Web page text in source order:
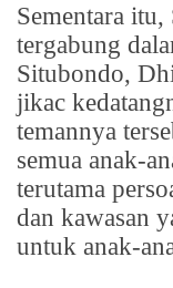
Sementara itu,
tergabung
Situbondo,
jikac
temannya
semua anak-
terutama
dan kawasan
untuk anak-